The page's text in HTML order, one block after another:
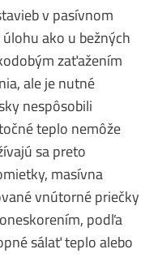
v pasívnom
ako u bežných
zaťažením
ale je nutné
nespôsobili
teplo nemôže
sa preto
masívna
vnútorné priečky
podľa
sálať teplo alebo